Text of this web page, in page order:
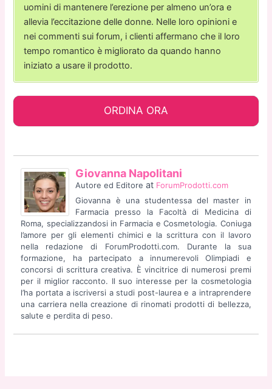
uomini di mantenere l’erezione per almeno un’ora e
allevia l’eccitazione delle donne. Nelle loro opinioni e
nei commenti sui forum, i clienti affermano che il loro
tempo romantico è migliorato da quando hanno
iniziato a usare il prodotto.
ORDINA ORA
Giovanna Napolitani
Autore ed Editore at ForumProdotti.com
Giovanna è una studentessa del master in
Farmacia presso la Facoltà di Medicina di
Roma, specializzandosi in Farmacia e Cosmetologia. Coniuga
l’amore per gli elementi chimici e la scrittura con il lavoro
nella redazione di ForumProdotti.com. Durante la sua
formazione, ha partecipato a innumerevoli Olimpiadi e
concorsi di scrittura creativa. È vincitrice di numerosi premi
per il miglior racconto. Il suo interesse per la cosmetologia
l’ha portata a iscriversi a studi post-laurea e a intraprendere
una carriera nella creazione di rinomati prodotti di bellezza,
salute e perdita di peso.